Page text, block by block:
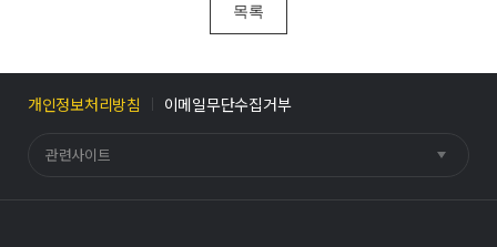
목록
개인정보처리방침 이메일무단수집거부
관련사이트